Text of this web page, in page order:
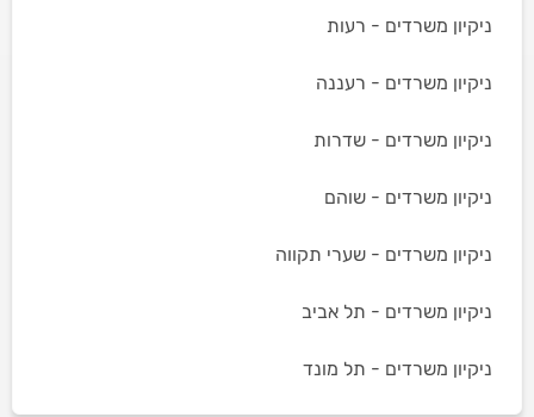
ניקיון משרדים - רעות
ניקיון משרדים - רעננה
ניקיון משרדים - שדרות
ניקיון משרדים - שוהם
ניקיון משרדים - שערי תקווה
ניקיון משרדים - תל אביב
ניקיון משרדים - תל מונד